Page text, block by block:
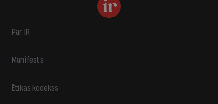
Par IR
Manifests
Ētikas kodekss